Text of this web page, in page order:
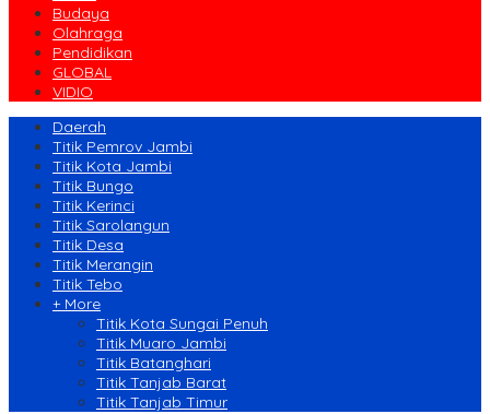
Budaya
Olahraga
Pendidikan
GLOBAL
VIDIO
Daerah
Titik Pemrov Jambi
Titik Kota Jambi
Titik Bungo
Titik Kerinci
Titik Sarolangun
Titik Desa
Titik Merangin
Titik Tebo
+ More
Titik Kota Sungai Penuh
Titik Muaro Jambi
Titik Batanghari
Titik Tanjab Barat
Titik Tanjab Timur